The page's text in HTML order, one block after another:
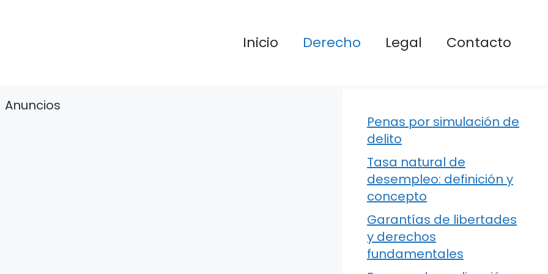
Inicio Derecho Legal Contacto
Anuncios
Penas por simulación de
delito
Tasa natural de
desempleo: definición y
concepto
Garantías de libertades
y derechos
fundamentales